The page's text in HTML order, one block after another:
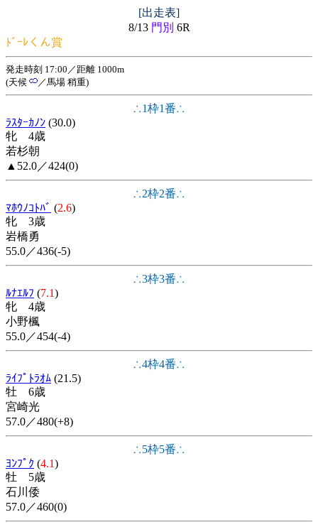
[出走表]
8/13 門別 6R
ﾄﾞｰﾚくん賞
発走時刻 17:00／距離 1000m
(天候
／馬場 稍重)
∴1枠1番∴
ﾗｽﾀｰｶﾉﾝ (30.0)
牝 4歳
若杉朝
▲52.0／424(0)
∴2枠2番∴
ﾏﾎｳﾉｺﾄﾊﾞ (2.6)
牝 3歳
岩橋勇
55.0／436(-5)
∴3枠3番∴
ﾙﾅｴﾙﾌ (7.1)
牝 4歳
小野楓
55.0／454(-4)
∴4枠4番∴
ﾗｲﾌﾟﾄﾗｵﾑ (21.5)
牡 6歳
宮崎光
57.0／480(+8)
∴5枠5番∴
ﾖﾝﾌﾟｸ (4.1)
牡 5歳
石川倭
57.0／460(0)